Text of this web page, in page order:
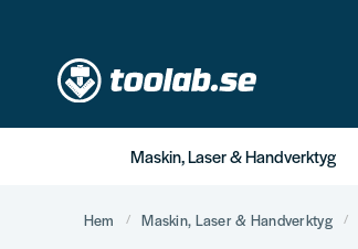
Maskin, Laser & Handverktyg
Hem Maskin, Laser & Handverktyg